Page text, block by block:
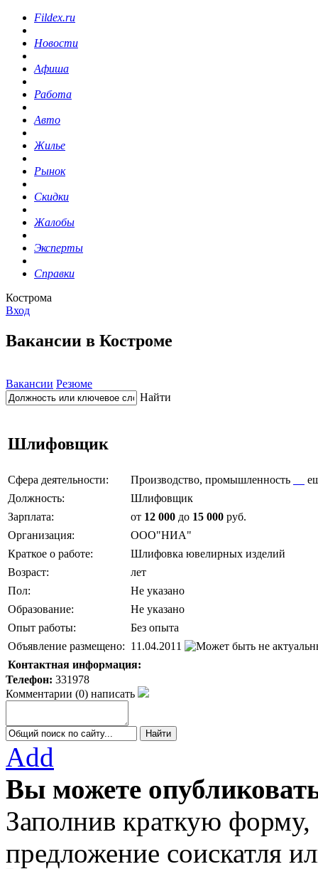
Fildex.ru
Новости
Афиша
Работа
Авто
Жилье
Рынок
Скидки
Жалобы
Эксперты
Справки
Кострома
Вход
Вакансии в Костроме
Вакансии Резюме
Найти
Шлифовщик
Сфера деятельности: Производство, промышленность
Должность:
Шлифовщик
Зарплата:
от 12 000 до 15 000 руб.
Организация:
ООО"НИА"
Краткое о работе:
Шлифовка ювелирных изделий
Возраст:
лет
Пол:
Не указано
Образование:
Не указано
Опыт работы:
Без опыта
Объявление размещено: 11.04.2011
Контактная информация:
Телефон: 331978
Комментарии (0) написать
Add
Вы можете
Заполнив краткую
предложение соискатля